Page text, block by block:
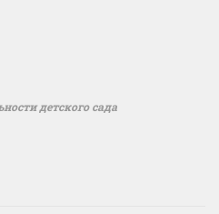
детского сада